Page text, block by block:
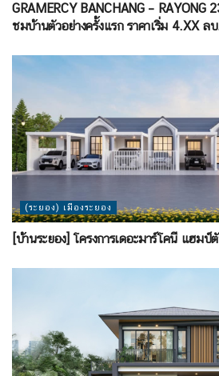
GRAMERCY BANCHANG –
ชมบ้านตัวอย่างครั้งแรก ราคาเริ่ม 4.XX ล
(ระยอง) เมืองระยอง
[บ้านระยอง] โครงการเดอะมาร์โคนี แฮม